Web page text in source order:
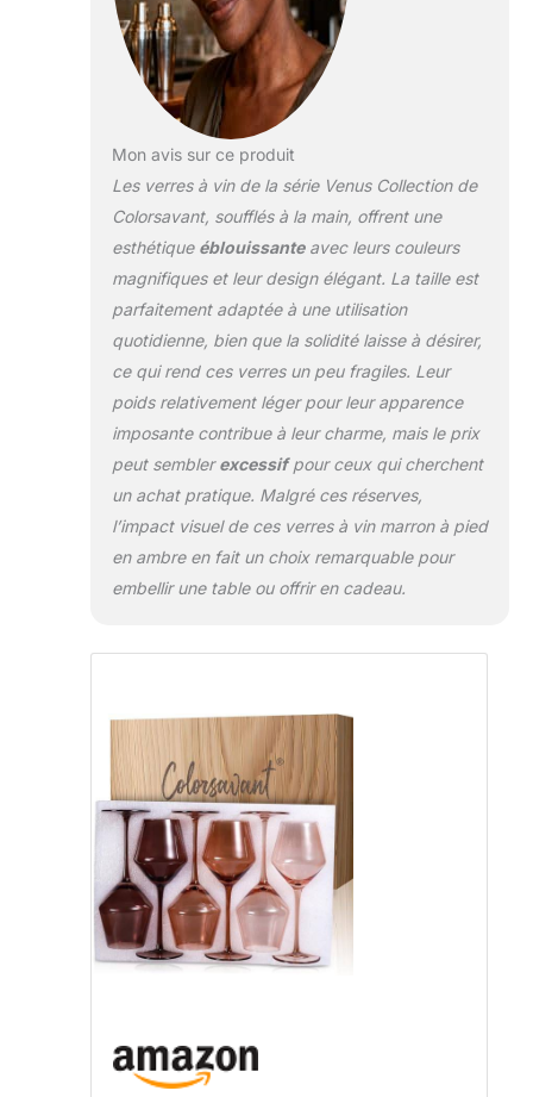
Mon avis sur ce produit
Les verres à vin de la série Venus Collection de
Colorsavant, soufflés à la main, offrent une
esthétique éblouissanteavec leurs couleurs
magnifiques et leur design élégant. La taille est
parfaitement adaptée à une utilisation
quotidienne, bien que la solidité laisse à désirer,
ce qui rend ces verres un peu fragiles. Leur
poids relativement léger pour leur apparence
imposante contribue à leur charme, mais le prix
peut semblerexcessifpour ceux qui cherchent
un achat pratique. Malgré ces réserves,
l’impact visuel de ces verres à vin marron à pied
en ambre en fait un choix remarquable pour
embellir une table ou offrir en cadeau.